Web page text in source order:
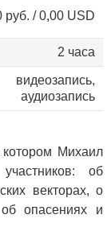
руб. / 0,00 USD
2 часа
видеозапись,
аудиозапись
Михаил
об
векторах, о
опасениях и